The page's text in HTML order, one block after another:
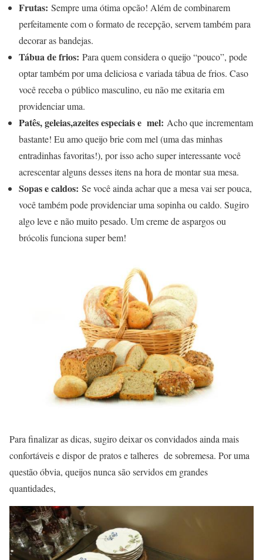
Frutas: Sempre uma ótima opcão! Além de combinarem
perfeitamente com o formato de recepção, servem também para
decorar as bandejas.
Tábua de frios: Para quem considera o queijo “pouco”, pode
optar também por uma deliciosa e variada tábua de frios. Caso
você receba o público masculino, eu não me exitaria em
providenciar uma.
Patês, geleias,azeites especiais e mel: Acho que incrementam
bastante! Eu amo queijo brie com mel (uma das minhas
entradinhas favoritas!), por isso acho super interessante você
acrescentar alguns desses itens na hora de montar sua mesa.
Sopas e caldos: Se você ainda achar que a mesa vai ser pouca,
você também pode providenciar uma sopinha ou caldo. Sugiro
algo leve e não muito pesado. Um creme de aspargos ou
brócolis funciona super bem!
Para finalizar as dicas, sugiro deixar os convidados ainda mais
confortáveis e dispor de pratos e talheres de sobremesa. Por uma
questão óbvia, queijos nunca são servidos em grandes
quantidades,